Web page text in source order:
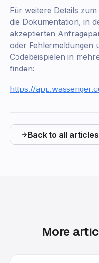
Für weitere Details
die Dokumentation, in
akzeptierten
oder Fehlermeldungen
Codebeispielen in
finden:
https://
Back to all articles
More